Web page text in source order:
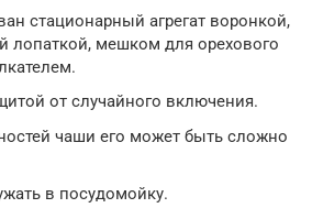
стационарный агрегат воронкой,
лопаткой, мешком для орехового
от случайного включения.
чаши его может быть сложно
в посудомойку.